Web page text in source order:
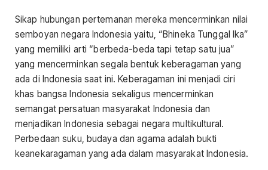
Sikap hubungan pertemanan mereka mencerminkan nilai
semboyan negara Indonesia yaitu, “Bhineka Tunggal Ika”
yang memiliki arti “berbeda-beda tapi tetap satu jua”
yang mencerminkan segala bentuk keberagaman yang
ada di Indonesia saat ini. Keberagaman ini menjadi ciri
khas bangsa Indonesia sekaligus mencerminkan
semangat persatuan masyarakat Indonesia dan
menjadikan Indonesia sebagai negara multikultural.
Perbedaan suku, budaya dan agama adalah bukti
keanekaragaman yang ada dalam masyarakat Indonesia.